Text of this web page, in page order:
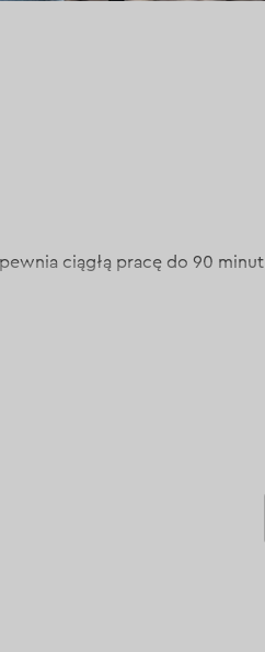
ciągłą pracę do 90 minut